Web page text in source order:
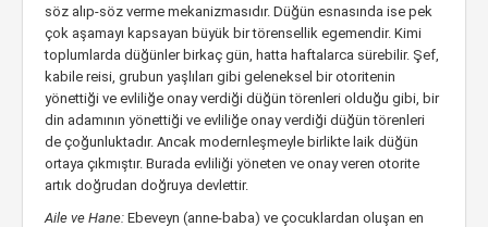
söz alıp-söz verme mekanizmasıdır. Düğün esnasında ise pek
çok aşamayı kapsayan büyük bir törensellik egemendir. Kimi
toplumlarda düğünler birkaç gün, hatta haftalarca sürebilir. Şef,
kabile reisi, grubun yaşlıları gibi geleneksel bir otoritenin
yönettiği ve evliliğe onay verdiği düğün törenleri olduğu gibi, bir
din adamının yönettiği ve evliliğe onay verdiği düğün törenleri
de çoğunluktadır. Ancak modernleşmeyle birlikte laik düğün
ortaya çıkmıştır. Burada evliliği yöneten ve onay veren otorite
artık doğrudan doğruya devlettir.
Aile ve Hane: Ebeveyn (anne-baba) ve çocuklardan oluşan en